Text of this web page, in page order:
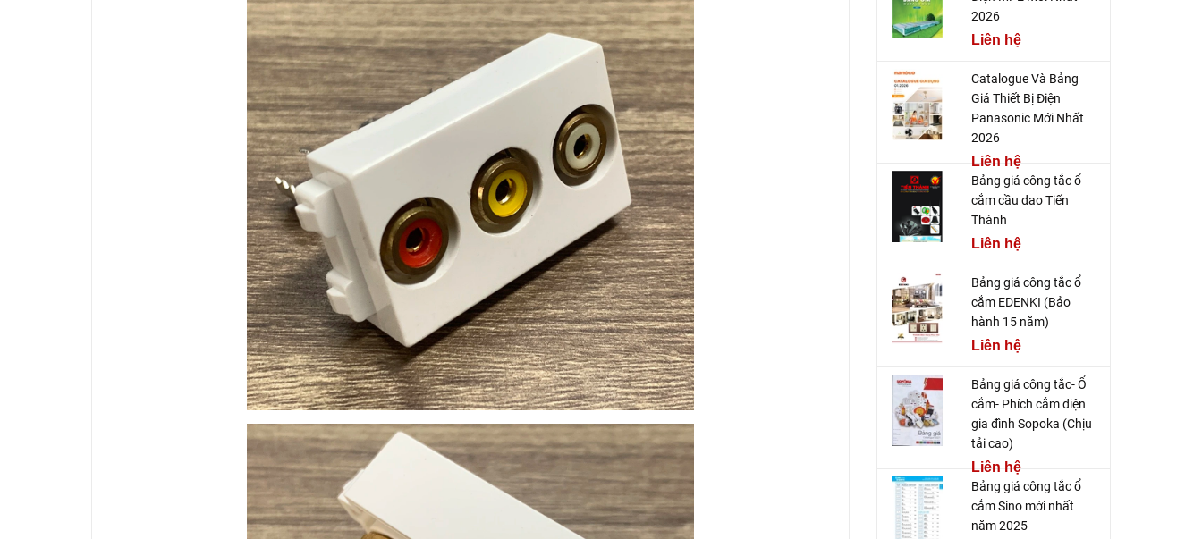
2026
Liên hệ
Catalogue Và Bảng
Giá Thiết Bị Điện
Panasonic Mới Nhất
2026
Liên hệ
Bảng giá công tắc ổ
cắm cầu dao Tiến
Thành
Liên hệ
Bảng giá công tắc ổ
cắm EDENKI (Bảo
hành 15 năm)
Liên hệ
Bảng giá công tắc- Ổ
cắm- Phích cắm điện
gia đình Sopoka (Chịu
tải cao)
Liên hệ
Bảng giá công tắc ổ
cắm Sino mới nhất
năm 2025